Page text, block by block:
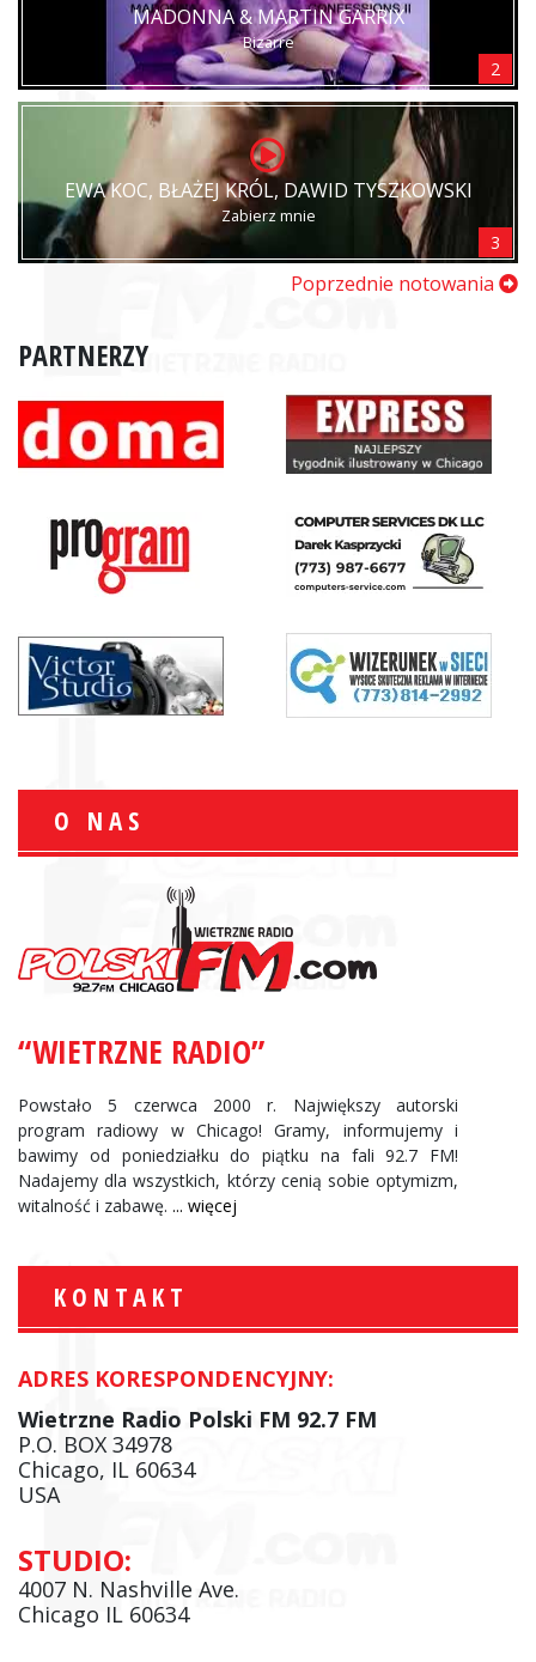
MADONNA & MARTIN GARRIX
Bizarre
2
EWA KOC, BŁAŻEJ KRÓL, DAWID TYSZKOWSKI
Zabierz mnie
3
Poprzednie notowania
PARTNERZY
O NAS
“WIETRZNE RADIO”
Powstało 5 czerwca 2000 r. Największy autorski
program radiowy w Chicago! Gramy, informujemy i
bawimy od poniedziałku do piątku na fali 92.7 FM!
Nadajemy dla wszystkich, którzy cenią sobie optymizm,
witalność i zabawę. ... więcej
KONTAKT
ADRES KORESPONDENCYJNY:
Wietrzne Radio Polski FM 92.7 FM
P.O. BOX 34978
Chicago, IL 60634
USA
STUDIO:
4007 N. Nashville Ave.
Chicago IL 60634